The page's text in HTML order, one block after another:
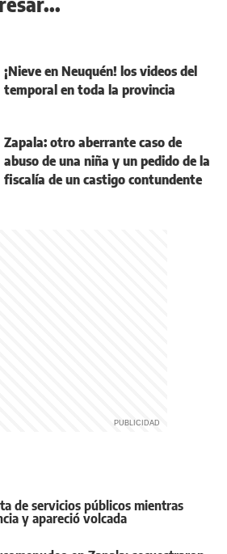
¡Nieve en Neuquén! los videos del
temporal en toda la provincia
Zapala: otro aberrante caso de
abuso de una niña y un pedido de la
fiscalía de un castigo contundente
de servicios públicos mientras
y apareció volcada